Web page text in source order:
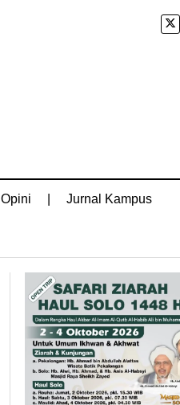
Opini Jurnal Kampus